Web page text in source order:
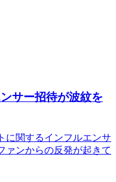
サー招待が波紋を
に関するインフルエンサ
ァンからの反発が起きて